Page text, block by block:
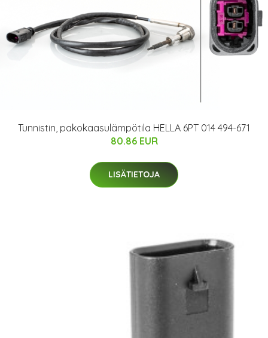
Tunnistin, pakokaasulämpötila HELLA 6PT 014 494-671
80.86 EUR
LISÄTIETOJA